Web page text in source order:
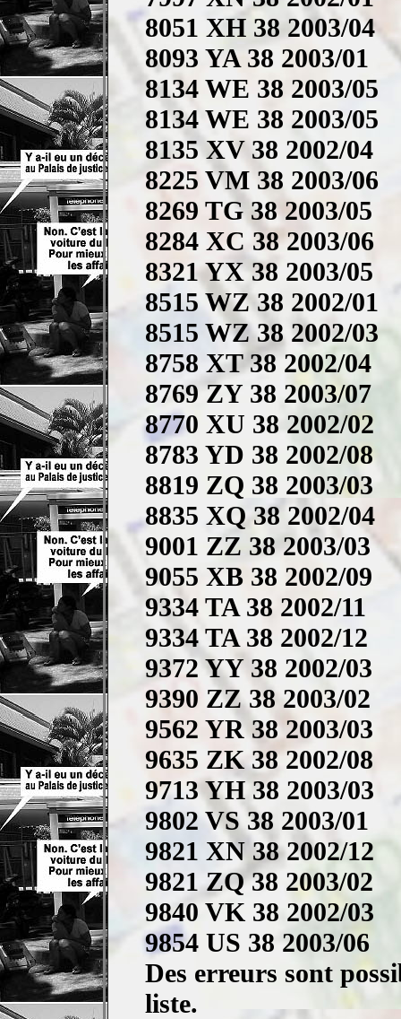
8051 XH 38 2003/04
8093 YA 38 2003/01
8134 WE 38 2003/05
8134 WE 38 2003/05
8135 XV 38 2002/04
8225 VM 38 2003/06
8269 TG 38 2003/05
8284 XC 38 2003/06
8321 YX 38 2003/05
8515 WZ 38 2002/01
8515 WZ 38 2002/03
8758 XT 38 2002/04
8769 ZY 38 2003/07
8770 XU 38 2002/02
8783 YD 38 2002/08
8819 ZQ 38 2003/03
8835 XQ 38 2002/04
9001 ZZ 38 2003/03
9055 XB 38 2002/09
9334 TA 38 2002/11
9334 TA 38 2002/12
9372 YY 38 2002/03
9390 ZZ 38 2003/02
9562 YR 38 2003/03
9635 ZK 38 2002/08
9713 YH 38 2003/03
9802 VS 38 2003/01
9821 XN 38 2002/12
9821 ZQ 38 2003/02
9840 VK 38 2002/03
9854 US 38 2003/06
Des erreurs sont
liste.